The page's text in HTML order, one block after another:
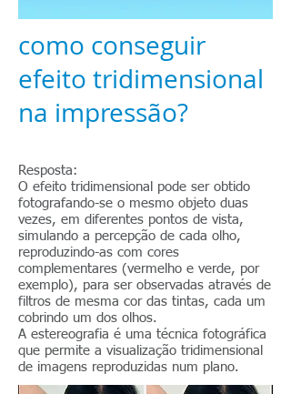
como conseguir
efeito tridimensional
na impressão?
Resposta:
O efeito tridimensional pode ser obtido
fotografando-se o mesmo objeto duas
vezes, em diferentes pontos de vista,
simulando a percepção de cada olho,
reproduzindo-as com cores
complementares (vermelho e verde, por
exemplo), para ser observadas através de
filtros de mesma cor das tintas, cada um
cobrindo um dos olhos.
A estereografia é uma técnica fotográfica
que permite a visualização tridimensional
de imagens reproduzidas num plano.